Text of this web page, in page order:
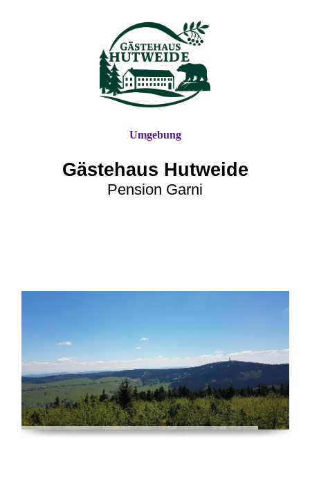
Gästehaus Hutweide
Pension Garni
Umgebung